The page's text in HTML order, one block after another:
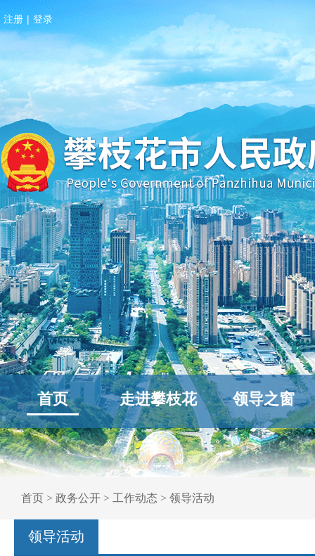
注册 | 登录
首页 走进攀枝花 领导之窗
首页 > 政务公开 > 工作动态 > 领导活动
领导活动